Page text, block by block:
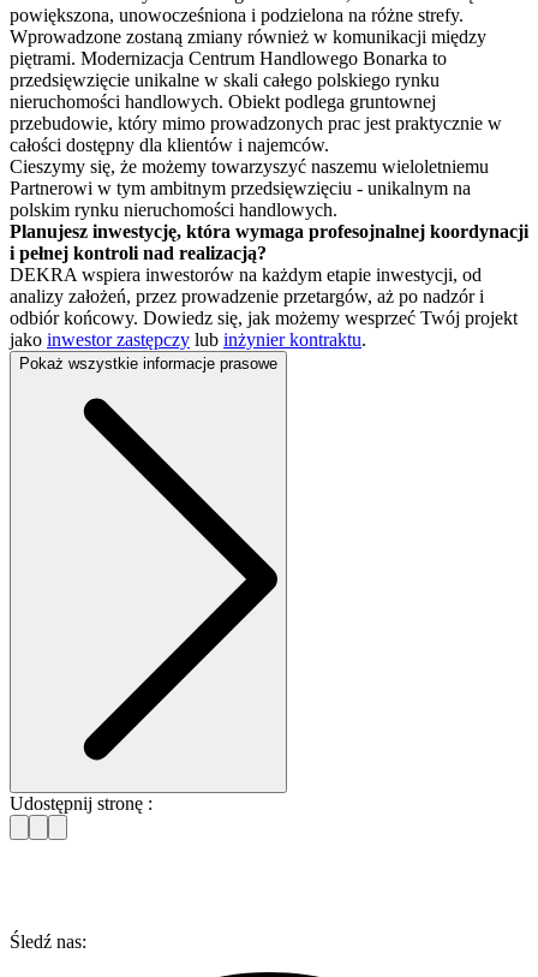
powiększona, unowocześniona i podzielona na różne strefy.
Wprowadzone zostaną zmiany również w komunikacji między
piętrami. Modernizacja Centrum Handlowego Bonarka to
przedsięwzięcie unikalne w skali całego polskiego rynku
nieruchomości handlowych. Obiekt podlega gruntownej
przebudowie, który mimo prowadzonych prac jest praktycznie w
całości dostępny dla klientów i najemców.
Cieszymy się, że możemy towarzyszyć naszemu wieloletniemu
Partnerowi w tym ambitnym przedsięwzięciu - unikalnym na
polskim rynku nieruchomości handlowych.
Planujesz inwestycję, która wymaga profesojnalnej koordynacji
i pełnej kontroli nad realizacją?
DEKRA wspiera inwestorów na każdym etapie inwestycji, od
analizy założeń, przez prowadzenie przetargów, aż po nadzór i
odbiór końcowy. Dowiedz się, jak możemy wesprzeć Twój projekt
jako inwestor zastępczy lub inżynier kontraktu.
Pokaż wszystkie informacje prasowe
Udostępnij stronę :
Śledź nas: